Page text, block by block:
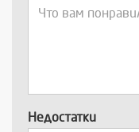
Недостатки